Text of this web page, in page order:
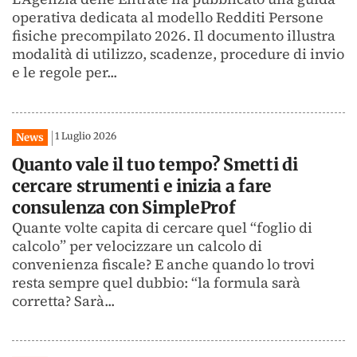
operativa dedicata al modello Redditi Persone
fisiche precompilato 2026. Il documento illustra
modalità di utilizzo, scadenze, procedure di invio
e le regole per...
News 1 Luglio 2026
Quanto vale il tuo tempo? Smetti di
cercare strumenti e inizia a fare
consulenza con SimpleProf
Quante volte capita di cercare quel “foglio di
calcolo” per velocizzare un calcolo di
convenienza fiscale? E anche quando lo trovi
resta sempre quel dubbio: “la formula sarà
corretta? Sarà...